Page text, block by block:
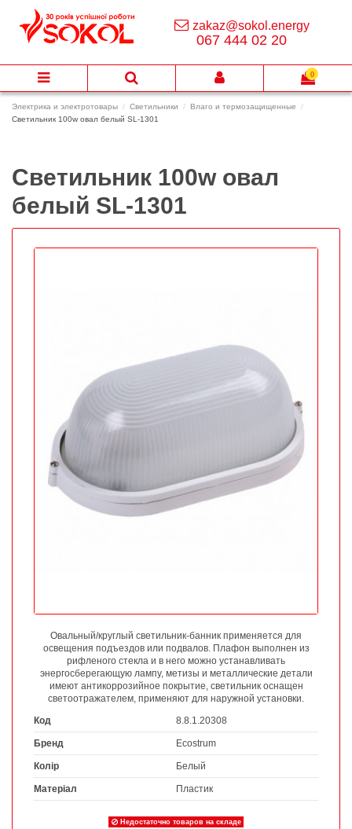
Электрика и электротовары Светильники
Влаго и термозащищенные
Светильник 100w овал белый SL-1301
Светильник 100w овал
белый SL-1301
Овальный/круглый светильник-банник применяется для
освещения подъездов или подвалов. Плафон выполнен из
рифленого стекла и в него можно устанавливать
энергосберегающую лампу, метизы и металлические детали
имеют антикоррозийное покрытие, светильник оснащен
светоотражателем, применяют для наружной установки.
Код
8.8.1.20308
Бренд Ecostrum
Колір Белый
Матеріал Пластик
Недостаточно товаров на складе
zakaz@sokol.energy
067 444 02 20
0